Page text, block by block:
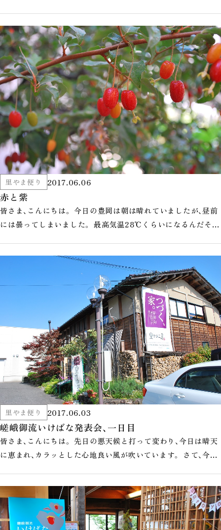
里やま便り 2017.06.06
赤と紫
皆さま、こんにちは。 今日の豊岡は朝は晴れていましたが、昼前
には曇ってしまいました。 最高気温28℃くらいになるんだそ
里やま便り 2017.06.03
嵯峨御流いけばな発表会、一日目
皆さま、こんにちは。 先日の悪天候と打って変わり、今日は晴天
に恵まれ、カラッとした心地良い風が吹いています。 さて、今日